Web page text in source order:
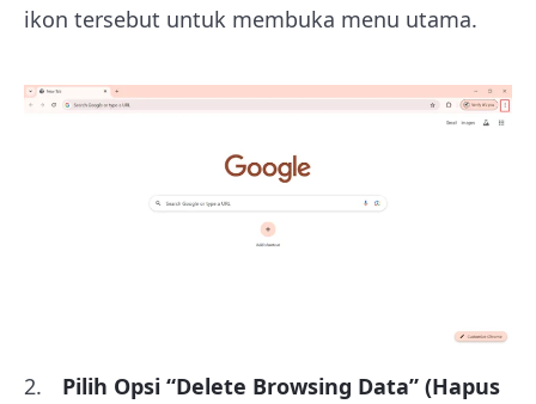
ikon tersebut untuk membuka menu utama.
Pilih Opsi “Delete Browsing Data” (Hapus